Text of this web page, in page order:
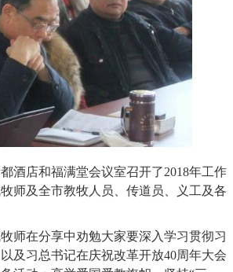
酒店和福满堂会议室召开了2018年工作
师及全市教牧人员、传道员、义工及各
师在分享中劝勉大家要深入学习贯彻习
及习总书记在庆祝改革开放40周年大会